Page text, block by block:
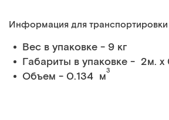
Информация для транспортировки
Вес в упаковке - 9 кг
Габариты в упаковке - 2м.
Объем - 0.134 м3